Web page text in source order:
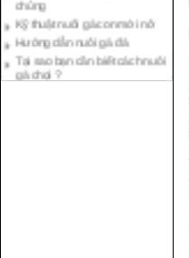
Hướng dẫn nuôi gà đá
Tại sao bạn cần biết cách nuôi
gà chọi ?
Cách điều trị bệnh sổ mũi cho
gà